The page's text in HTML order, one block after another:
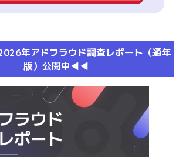
年アドフラウド調査レポート（通年
版）公開中◀︎◀︎